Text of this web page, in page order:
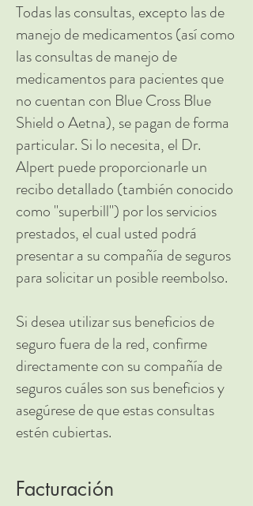
Todas las consultas, excepto las de
manejo de medicamentos (así como
las consultas de manejo de
medicamentos para pacientes que
no cuentan con Blue Cross Blue
Shield o Aetna), se pagan de forma
particular. Si lo necesita, el Dr.
Alpert puede proporcionarle un
recibo detallado (también conocido
como "superbill") por los servicios
prestados, el cual usted podrá
presentar a su compañía de seguros
para solicitar un posible reembolso.
Si desea utilizar sus beneficios de
seguro fuera de la red, confirme
directamente con su compañía de
seguros cuáles son sus beneficios y
asegúrese de que estas consultas
estén cubiertas.
Facturación